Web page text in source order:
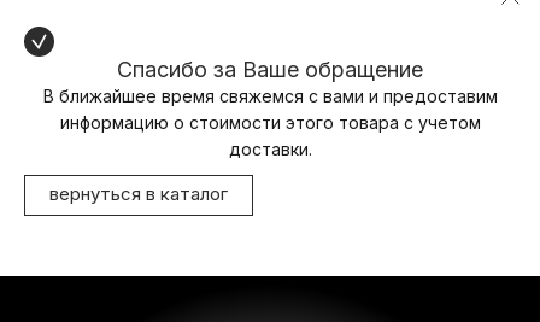
Спасибо за Ваше обращение
В ближайшее время свяжемся с вами и предоставим
информацию о стоимости этого товара с учетом
доставки.
вернуться в каталог